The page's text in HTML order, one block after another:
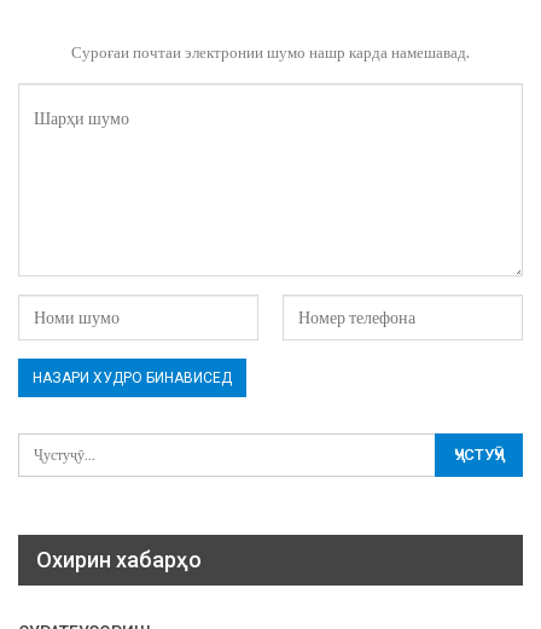
Суроғаи почтаи электронии шумо нашр карда намешавад.
Охирин хабарҳо